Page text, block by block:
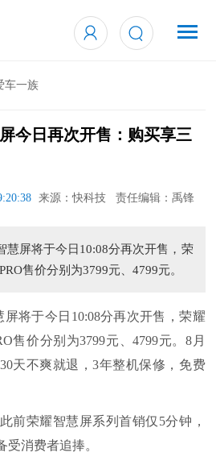
车一族
今日再次开售：购买享三
来源：快科技 责任编辑：禹锋
慧屏将于今日10:08分再次开售，荣
售价分别为3799元、4799元。
将于今日10:08分再次开售，荣耀
售价分别为3799元、4799元。8月
天不爽就退，3年整机保修，免费
荣耀智慧屏系列首销仅5分钟，
受消费者追捧。